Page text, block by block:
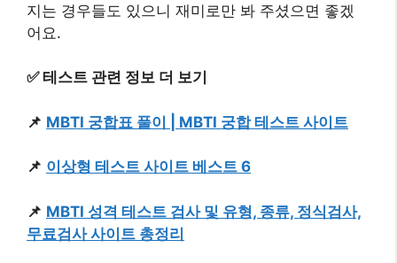
지는 경우들도 있으니 재미로만 봐 주셨으면 좋겠
어요.
✅ 테스트 관련 정보 더 보기
📌 MBTI 궁합표 풀이 | MBTI 궁합 테스트 사이트
📌 이상형 테스트 사이트 베스트 6
📌 MBTI 성격 테스트 검사 및 유형, 종류, 정식검사,
무료검사 사이트 총정리